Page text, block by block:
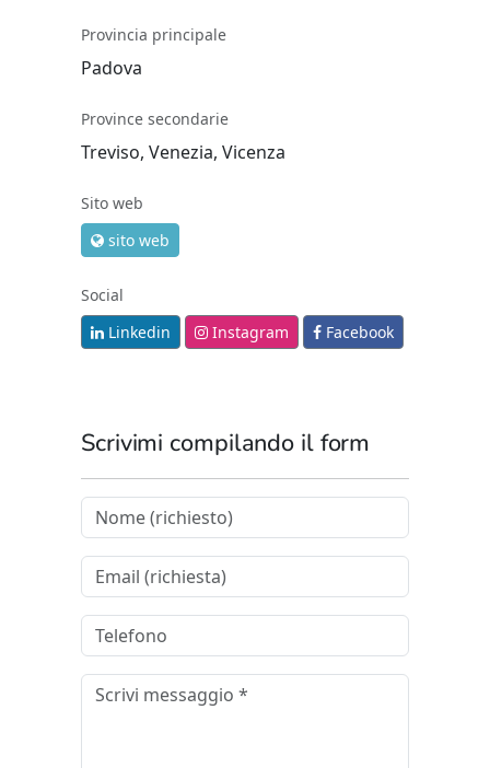
Provincia principale
Padova
Province secondarie
Treviso, Venezia, Vicenza
Sito web
sito web
Social
Linkedin
Instagram Facebook
Scrivimi compilando il form